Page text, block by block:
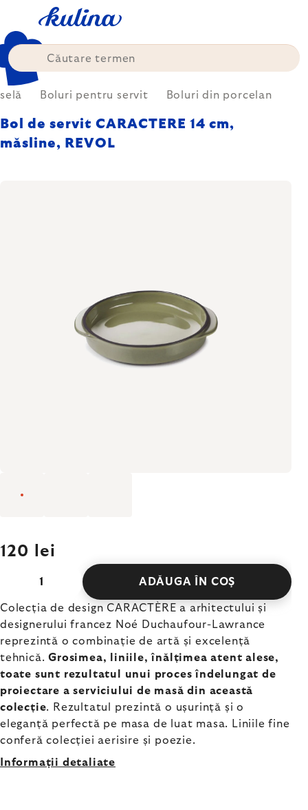
conținut
Boluri pentru servit Boluri din porcelan
Bol de servit CARACTERE 14 cm,
măsline, REVOL
120 lei
ADĂUGA ÎN COŞ
Colecția de design CARACTÈRE a arhitectului și
designerului francez Noé Duchaufour-Lawrance
reprezintă o combinație de artă și excelență
tehnică.Grosimea, liniile, înălțimea atent alese,
toate sunt rezultatul unui proces îndelungat de
proiectare a serviciului de masă din această
colecție. Rezultatul prezintă o ușurință și o
eleganță perfectă pe masa de luat masa. Liniile fine
conferă colecției aerisire și poezie.
Informaţii detaliate